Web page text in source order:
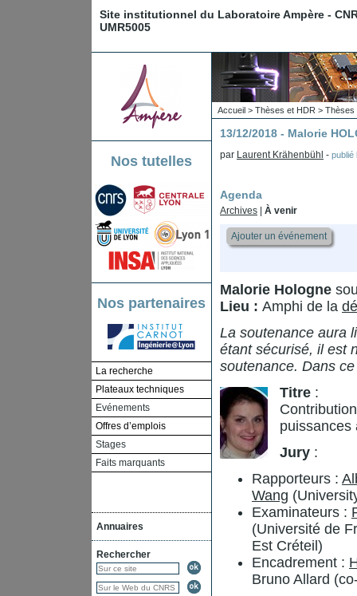
Site institutionnel du Laboratoire Ampère -
UMR5005
Nos tutelles
Nos partenaires
La recherche
Plateaux techniques
Evénements
Offres d’emplois
Stages
Faits marquants
Annuaires
Rechercher
Accueil > Thèses et HDR > Thèses
13/12/2018 - Malorie
par Laurent Krähenbühl - publié
Agenda
Archives À venir
Ajouter un événement
Malorie Hologne
Lieu : Amphi de la
La soutenance aura
étant sécurisé, il est
soutenance. Dans
Titre :
puissances
Jury :
Rapporteurs :
Wang
Examinateurs :
(Université de
Est Créteil)
Encadrement :
Bruno Allard